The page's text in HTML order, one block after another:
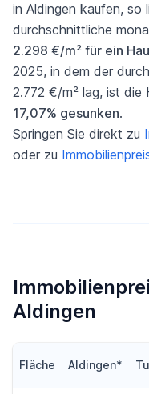
in Aldingen kaufen, so
durchschnittliche
2.298 €/m² für ein
2025, in dem der
2.772 €/m² lag, ist die
17,07% gesunken.
Springen Sie direkt zu
oder zu
Aldingen
Fläche Aldingen*